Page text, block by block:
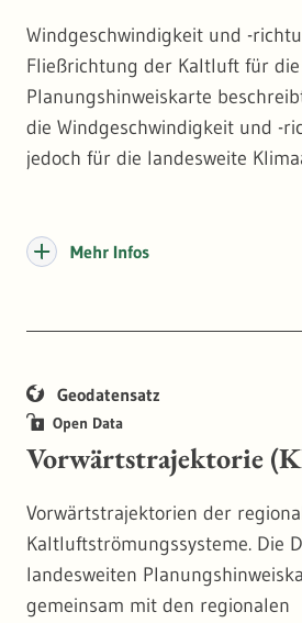
Dieses Datenangebot wurde
und gepflegt. Dennoch können
Vollständigkeit, Richtigkeit und
gänzlich ausgeschlossen werden.
Windgeschwindigkeit und -
Fließrichtung der Kaltluft für die
Planungshinweiskarte
die Windgeschwindigkeit und -
jedoch für die landesweite
Mehr Infos
Geodatensatz
Open Data
Vorwärtstrajektorie
Vorwärtstrajektorien der
Kaltluftströmungssysteme. Die
landesweiten
gemeinsam mit den regionalen